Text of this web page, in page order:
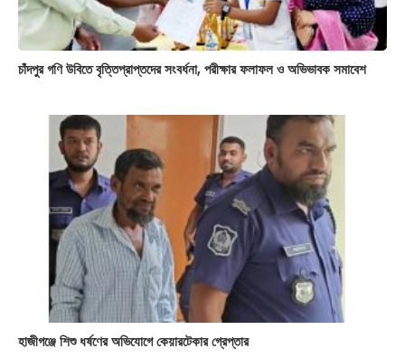
চাঁদপুর গণি উবিতে বৃত্তিপ্রাপ্তদের সংবর্ধনা, পরীক্ষার ফলাফল ও অভিভাবক সমাবেশ
হাজীগঞ্জে শিশু ধর্ষণের অভিযোগে কেয়ারটেকার গ্রেপ্তার